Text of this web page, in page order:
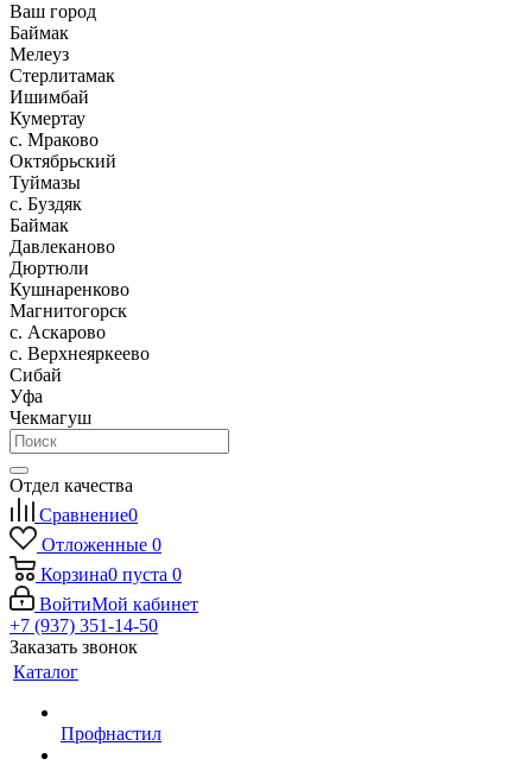
Ваш город
Баймак
Мелеуз
Стерлитамак
Ишимбай
Кумертау
c. Мраково
Октябрьский
Туймазы
c. Буздяк
Баймак
Давлеканово
Дюртюли
Кушнаренково
Магнитогорск
с. Аскарово
с. Верхнеяркеево
Сибай
Уфа
Чекмагуш
Отдел качества
Сравнение0
Отложенные 0
Корзина0 пуста 0
ВойтиМой кабинет
+7 (937) 351-14-50
Заказать звонок
Каталог
Профнастил